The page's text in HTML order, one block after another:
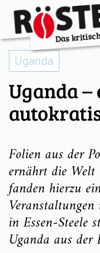
Uganda
Uganda –
Folien aus der
ernährt die
fanden hierzu
in Essen-Steele
Uganda aus der